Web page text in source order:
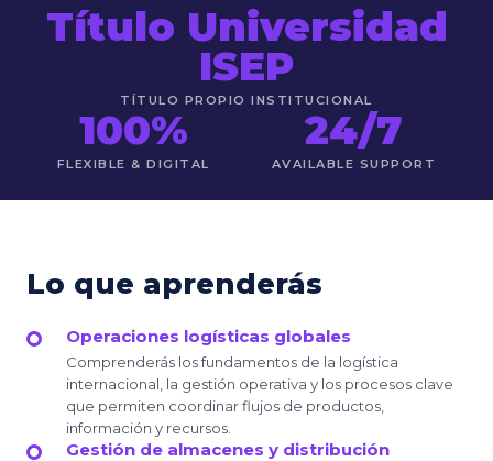
Título Universidad
ISEP
TÍTULO PROPIO INSTITUCIONAL
100%
FLEXIBLE & DIGITAL
24/7
AVAILABLE SUPPORT
Lo que aprenderás
Operaciones logísticas globales
Comprenderás los fundamentos de la logística
internacional, la gestión operativa y los procesos clave
que permiten coordinar flujos de productos,
información y recursos.
Gestión de almacenes y distribución